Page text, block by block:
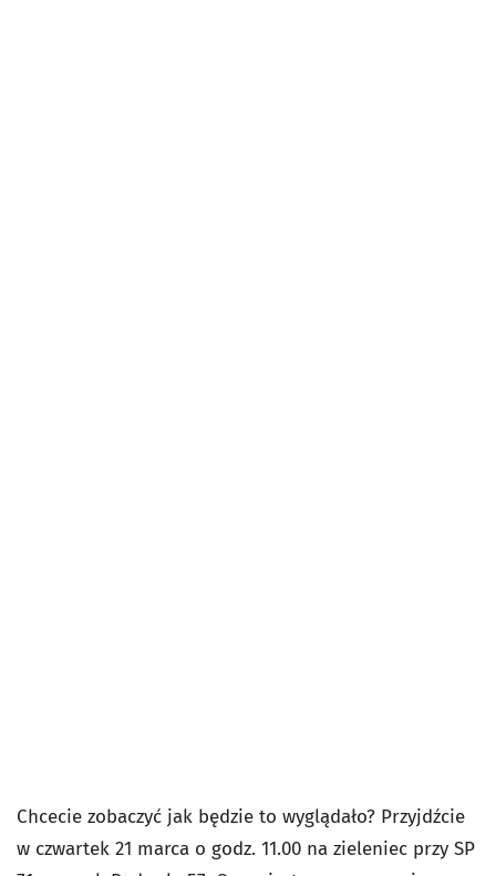
Chcecie zobaczyć jak będzie to wyglądało? Przyjdźcie
w czwartek 21 marca o godz. 11.00 na zieleniec przy SP